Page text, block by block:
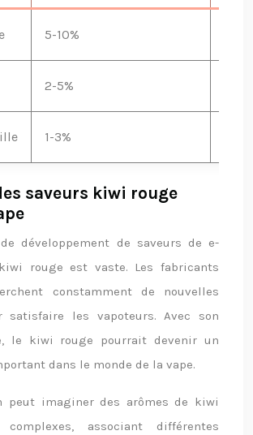
5-10%
2-5%
1-3%
saveurs kiwi rouge
développement de saveurs de e-
rouge est vaste. Les fabricants
constamment de nouvelles
satisfaire les vapoteurs. Avec son
le kiwi rouge pourrait devenir un
dans le monde de la vape.
peut imaginer des arômes de kiwi
associant différentes